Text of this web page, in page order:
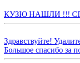
КУЗЮ НАШЛИ !!!
Здравствуйте!
Большое спасибо за